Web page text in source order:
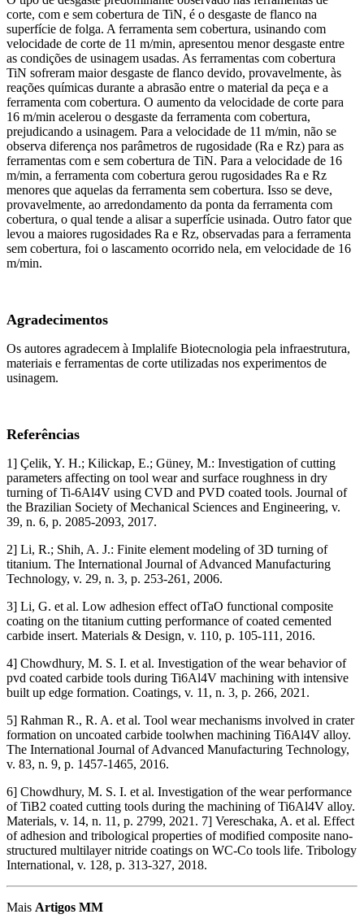
corte, com e sem cobertura de TiN, é o desgaste de flanco na
superfície de folga. A ferramenta sem cobertura, usinando com
velocidade de corte de 11 m/min, apresentou menor desgaste entre
as condições de usinagem usadas. As ferramentas com cobertura
TiN sofreram maior desgaste de flanco devido, provavelmente, às
reações químicas durante a abrasão entre o material da peça e a
ferramenta com cobertura. O aumento da velocidade de corte para
16 m/min acelerou o desgaste da ferramenta com cobertura,
prejudicando a usinagem. Para a velocidade de 11 m/min, não se
observa diferença nos parâmetros de rugosidade (Ra e Rz) para as
ferramentas com e sem cobertura de TiN. Para a velocidade de 16
m/min, a ferramenta com cobertura gerou rugosidades Ra e Rz
menores que aquelas da ferramenta sem cobertura. Isso se deve,
provavelmente, ao arredondamento da ponta da ferramenta com
cobertura, o qual tende a alisar a superfície usinada. Outro fator que
levou a maiores rugosidades Ra e Rz, observadas para a ferramenta
sem cobertura, foi o lascamento ocorrido nela, em velocidade de 16
m/min.
Agradecimentos
Os autores agradecem à Implalife Biotecnologia pela infraestrutura,
materiais e ferramentas de corte utilizadas nos experimentos de
usinagem.
Referências
1] Çelik, Y. H.; Kilickap, E.; Güney, M.: Investigation of cutting
parameters affecting on tool wear and surface roughness in dry
turning of Ti-6Al4V using CVD and PVD coated tools. Journal of
the Brazilian Society of Mechanical Sciences and Engineering, v.
39, n. 6, p. 2085-2093, 2017.
2] Li, R.; Shih, A. J.: Finite element modeling of 3D turning of
titanium. The International Journal of Advanced Manufacturing
Technology, v. 29, n. 3, p. 253-261, 2006.
3] Li, G. et al. Low adhesion effect ofTaO functional composite
coating on the titanium cutting performance of coated cemented
carbide insert. Materials & Design, v. 110, p. 105-111, 2016.
4] Chowdhury, M. S. I. et al. Investigation of the wear behavior of
pvd coated carbide tools during Ti6Al4V machining with intensive
built up edge formation. Coatings, v. 11, n. 3, p. 266, 2021.
5] Rahman R., R. A. et al. Tool wear mechanisms involved in crater
formation on uncoated carbide toolwhen machining Ti6Al4V alloy.
The International Journal of Advanced Manufacturing Technology,
v. 83, n. 9, p. 1457-1465, 2016.
6] Chowdhury, M. S. I. et al. Investigation of the wear performance
of TiB2 coated cutting tools during the machining of Ti6Al4V alloy.
Materials, v. 14, n. 11, p. 2799, 2021. 7] Vereschaka, A. et al. Effect
of adhesion and tribological properties of modified composite nano-
structured multilayer nitride coatings on WC-Co tools life. Tribology
International, v. 128, p. 313-327, 2018.
Mais Artigos MM